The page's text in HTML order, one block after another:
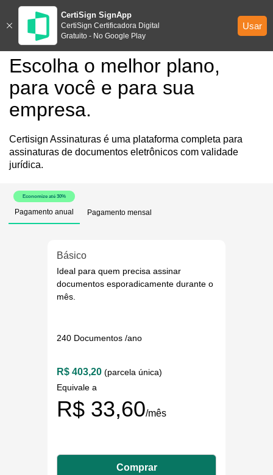
Escolha o melhor plano,
para você e para sua
empresa.
Certisign Assinaturas é uma plataforma completa para
assinaturas de documentos eletrônicos com validade
jurídica.
Economize até 30%
Pagamento anual Pagamento mensal
Básico
Ideal para quem precisa assinar
documentos esporadicamente durante o
mês.
240 Documentos /ano
R$ 403,20(parcela única)
Equivale a
R$ 33,60/mês
Comprar
CertiSign SignApp
CertiSign Certificadora Digital
Gratuito - No Google Play
Usar